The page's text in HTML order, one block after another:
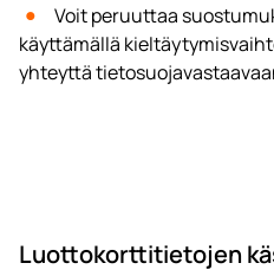
Voit peruuttaa
käyttämällä
yhteyttä
Luottokorttitietojen